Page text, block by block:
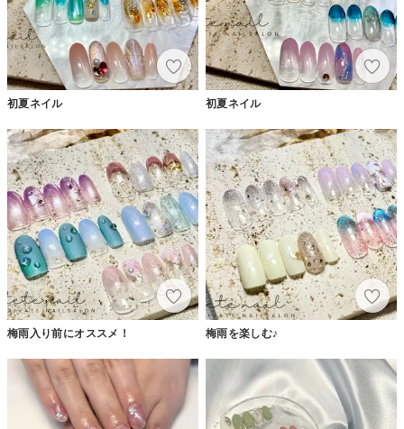
初夏ネイル 初夏ネイル
梅雨入り前にオススメ！ 梅雨を楽しむ♪